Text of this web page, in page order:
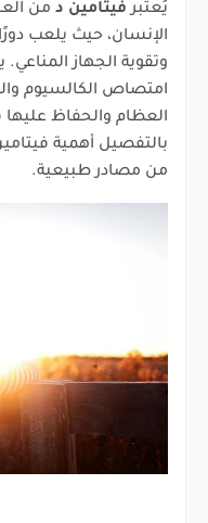
يُعتبرفيتامين د من
الإنسان، حيث يلعب
وتقوية الجهاز
امتصاص الكالسيوم
العظام والحفاظ عليها
بالتفصيل أهمية
من مصادر طبيعية.